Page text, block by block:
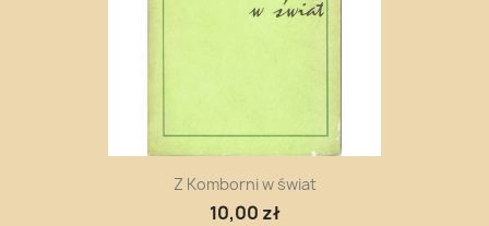
Z Komborni w świat
10,00 zł